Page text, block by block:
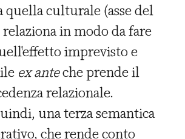
quella culturale (asse del
in modo da fare
imprevisto e
ex anteche prende il
relazionale.
una terza semantica
che rende conto